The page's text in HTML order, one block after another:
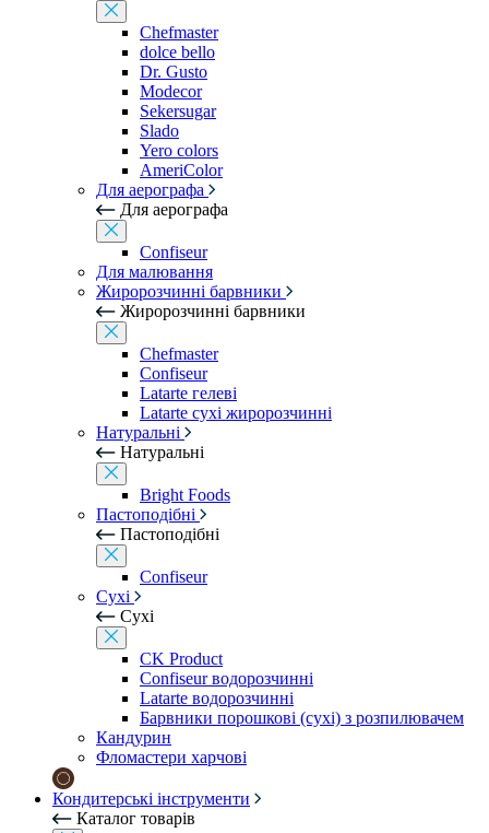
Chefmaster
dolce bello
Dr. Gusto
Modecor
Sekersugar
Slado
Yero colors
AmeriColor
Для аерографа
Для аерографа
Confiseur
Для малювання
Жиророзчинні барвники
Жиророзчинні барвники
Chefmaster
Confiseur
Latarte гелеві
Latarte сухі жиророзчинні
Натуральні
Натуральні
Bright Foods
Пастоподібні
Пастоподібні
Confiseur
Сухі
Сухі
CK Product
Confiseur водорозчинні
Latarte водорозчинні
Барвники порошкові (сухі) з розпилювачем
Кандурин
Фломастери харчові
Кондитерські інструменти
Каталог товарів